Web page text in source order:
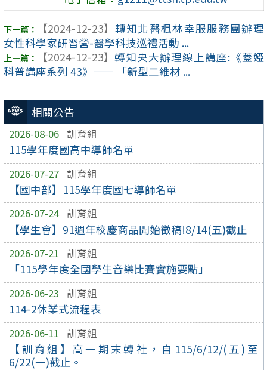
相關公告
2026-08-06 訓育組
115學年度國高中導師名單
2026-07-27 訓育組
【國中部】115學年度國七導師名單
2026-07-24 訓育組
【學生會】91週年校慶商品開始徵稿!8/14(五)截止
2026-07-21 訓育組
「115學年度全國學生音樂比賽實施要點」
2026-06-23 訓育組
114-2休業式流程表
2026-06-11 訓育組
【訓育組】高一期末轉社，自115/6/12/(五)至
6/22(一)截止。
【2024-12-23】 轉知北醫楓林幸服服務團辦理
女性科學家研習營-醫學科技巡禮活動 ...
【2024-12-23】 轉知央大辦理線上講座:《蓋婭
科普講座系列 43》—— 「新型二維材 ...